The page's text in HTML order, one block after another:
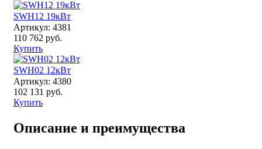
SWH12 19кВт
Артикул: 4381
110 762 руб.
Купить
SWH02 12кВт
Артикул: 4380
102 131 руб.
Купить
Описание и преимущества